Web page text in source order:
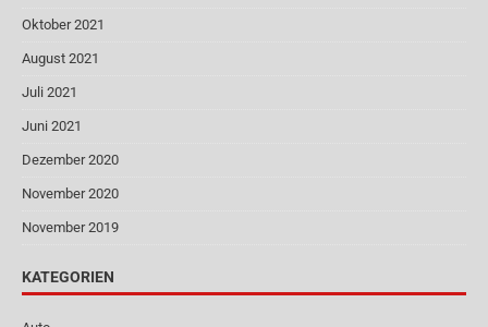
Oktober 2021
August 2021
Juli 2021
Juni 2021
Dezember 2020
November 2020
November 2019
KATEGORIEN